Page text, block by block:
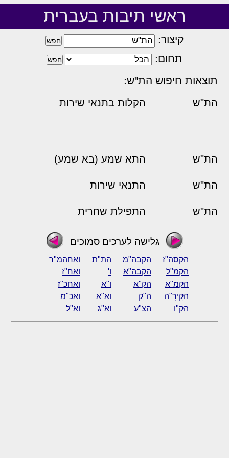
ראשי תיבות בעברית
קיצור:
תחום:
תוצאות חיפוש הת"ש:
הת"ש הקלות בתנאי שירות
הת"ש התא שמע (בא שמע)
הת"ש התנאי שירות
הת"ש התפילת שחרית
גלישה לערכים סמוכים
הקסה"ז הקבה"מ הת"ת
ואחהמ"ר
הקמ"ל
הקבה"א ו'
ואח"ז
הקמ"א
הק"א ו"א
ואחכ"ז
הַקִּירָ"ה
ה"ק וא"א
ואכ"מ
הק"ו
הצ"ע וא"ג וא"ל